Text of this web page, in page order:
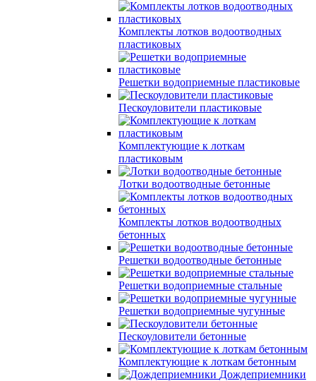
Комплекты лотков водоотводных
пластиковых
Решетки водоприемные пластиковые
Пескоуловители пластиковые
Комплектующие к лоткам
пластиковым
Лотки водоотводные бетонные
Комплекты лотков водоотводных
бетонных
Решетки водоотводные бетонные
Решетки водоприемные стальные
Решетки водоприемные чугунные
Пескоуловители бетонные
Комплектующие к лоткам бетонным
Дождеприемники